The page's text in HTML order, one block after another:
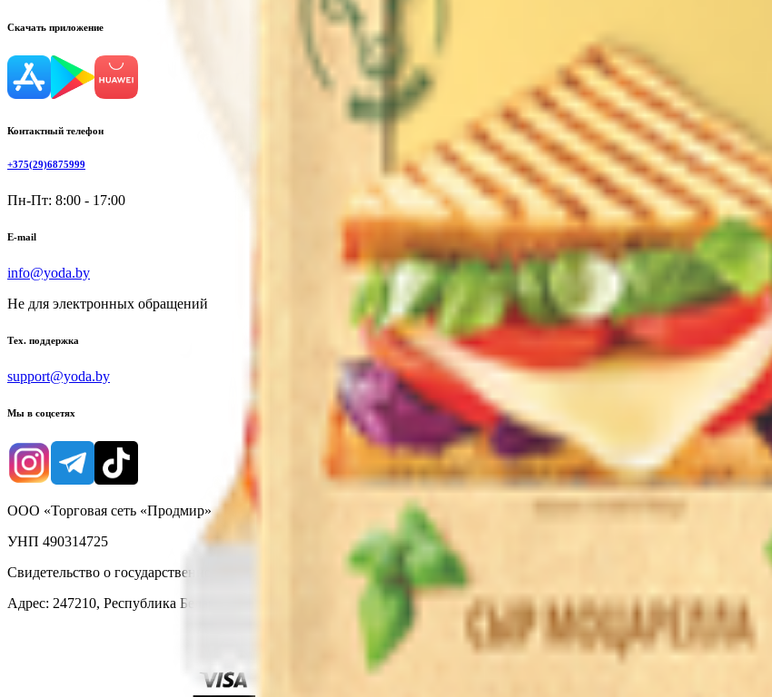
Скачать приложение
Контактный телефон
+375(29)6875999
Пн-Пт: 8:00 - 17:00
E-mail
info@yoda.by
Не для электронных обращений
Тех. поддержка
support@yoda.by
Мы в соцсетях
ООО «Торговая сеть «Продмир»
УНП 490314725
Свидетельство о государственной регистрации № 490314725 от 30.05.2003г выдано Гомельским облисполкомом
Адрес: 247210, Республика Беларусь, Гомельская обл., г. Жлобин, ул. Козлова 2-А